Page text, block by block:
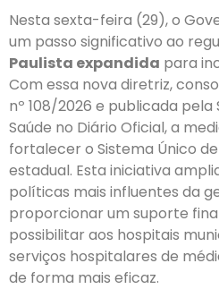
Nesta sexta-feira (29), o
um passo significativo ao
Paulista expandida para
Com essa nova diretriz,
nº 108/2026 e publicada
Saúde no Diário Oficial, a
fortalecer o Sistema Único
estadual. Esta iniciativa
políticas mais influentes da
proporcionar um suporte
possibilitar aos hospitais
serviços hospitalares de
de forma mais eficaz.